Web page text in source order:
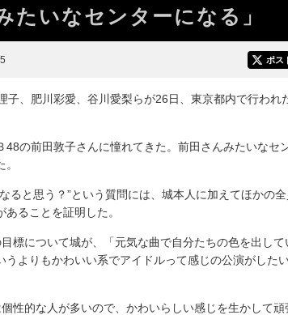
たいなセンターになる」
ポス
、肥川彩愛、谷川愛梨らが26日、東京都内で行われ
の前田敦子さんに憧れてきた。前田さんみたいなセ
ると思う？”という質問には、城本人に加えてほかの
ることを証明した。
標について城が、「元気な曲で自分たちの色を出して
うよりもかわいい系でアイドルって感じの公演がした
性的な人が多いので、かわいらしい感じを生かして頑